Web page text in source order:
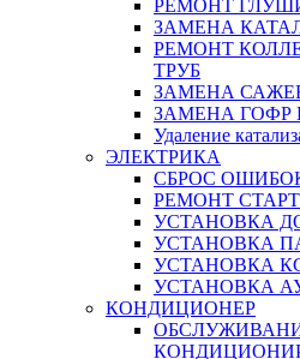
РЕМОНТ
ЗАМЕНА
РЕМОНТ
ТРУБ
ЗАМЕНА
ЗАМЕНА ГОФР
Удаление
ЭЛЕКТРИКА
СБРОС
РЕМОНТ
УСТАНОВКА
УСТАНОВКА
УСТАНОВКА
УСТАНОВКА
КОНДИЦИОНЕР